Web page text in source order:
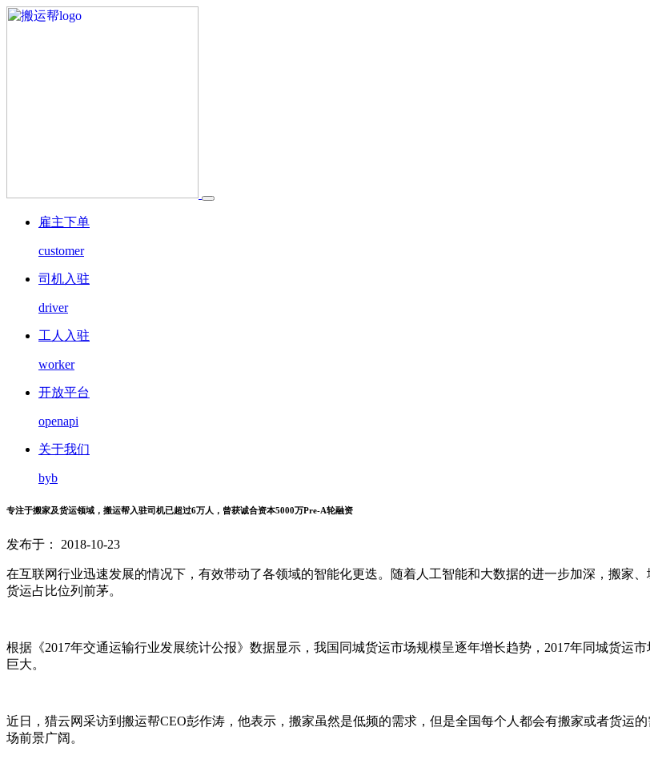
雇主下单
customer
司机入驻
driver
工人入驻
worker
开放平台
openapi
关于我们
byb
专注于搬家及货运领域，搬运帮入驻司机已超过6万人，曾获诚合资本5000万Pre-A轮融资
发布于： 2018-10-23
在互联网行业迅速发展的情况下，有效带动了各领域的智能化更迭。随着人工智能和大数据的进一步加深，搬家
货运占比位列前茅。
根据《2017年交通运输行业发展统计公报》数据显示，我国同城货运市场规模呈逐年增长趋势，2017年同城货运
巨大。
近日，猎云网采访到搬运帮CEO彭作涛，他表示，搬家虽然是低频的需求，但是全国每个人都会有搬家或者货运
场前景广阔。